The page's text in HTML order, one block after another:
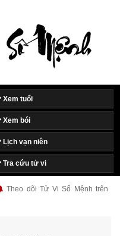
Xem tuổi
Xem bói
Lịch vạn niên
Tra cứu tử vi
Theo dõi Tử Vi Số Mệnh trên